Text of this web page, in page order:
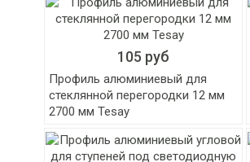
105 руб
Профиль алюминиевый для
стеклянной перегородки 12 мм
2700 мм Tesay